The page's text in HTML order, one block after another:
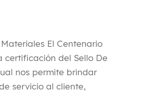
El Centenario
certificación del Sello De
nos permite brindar
servicio al cliente,